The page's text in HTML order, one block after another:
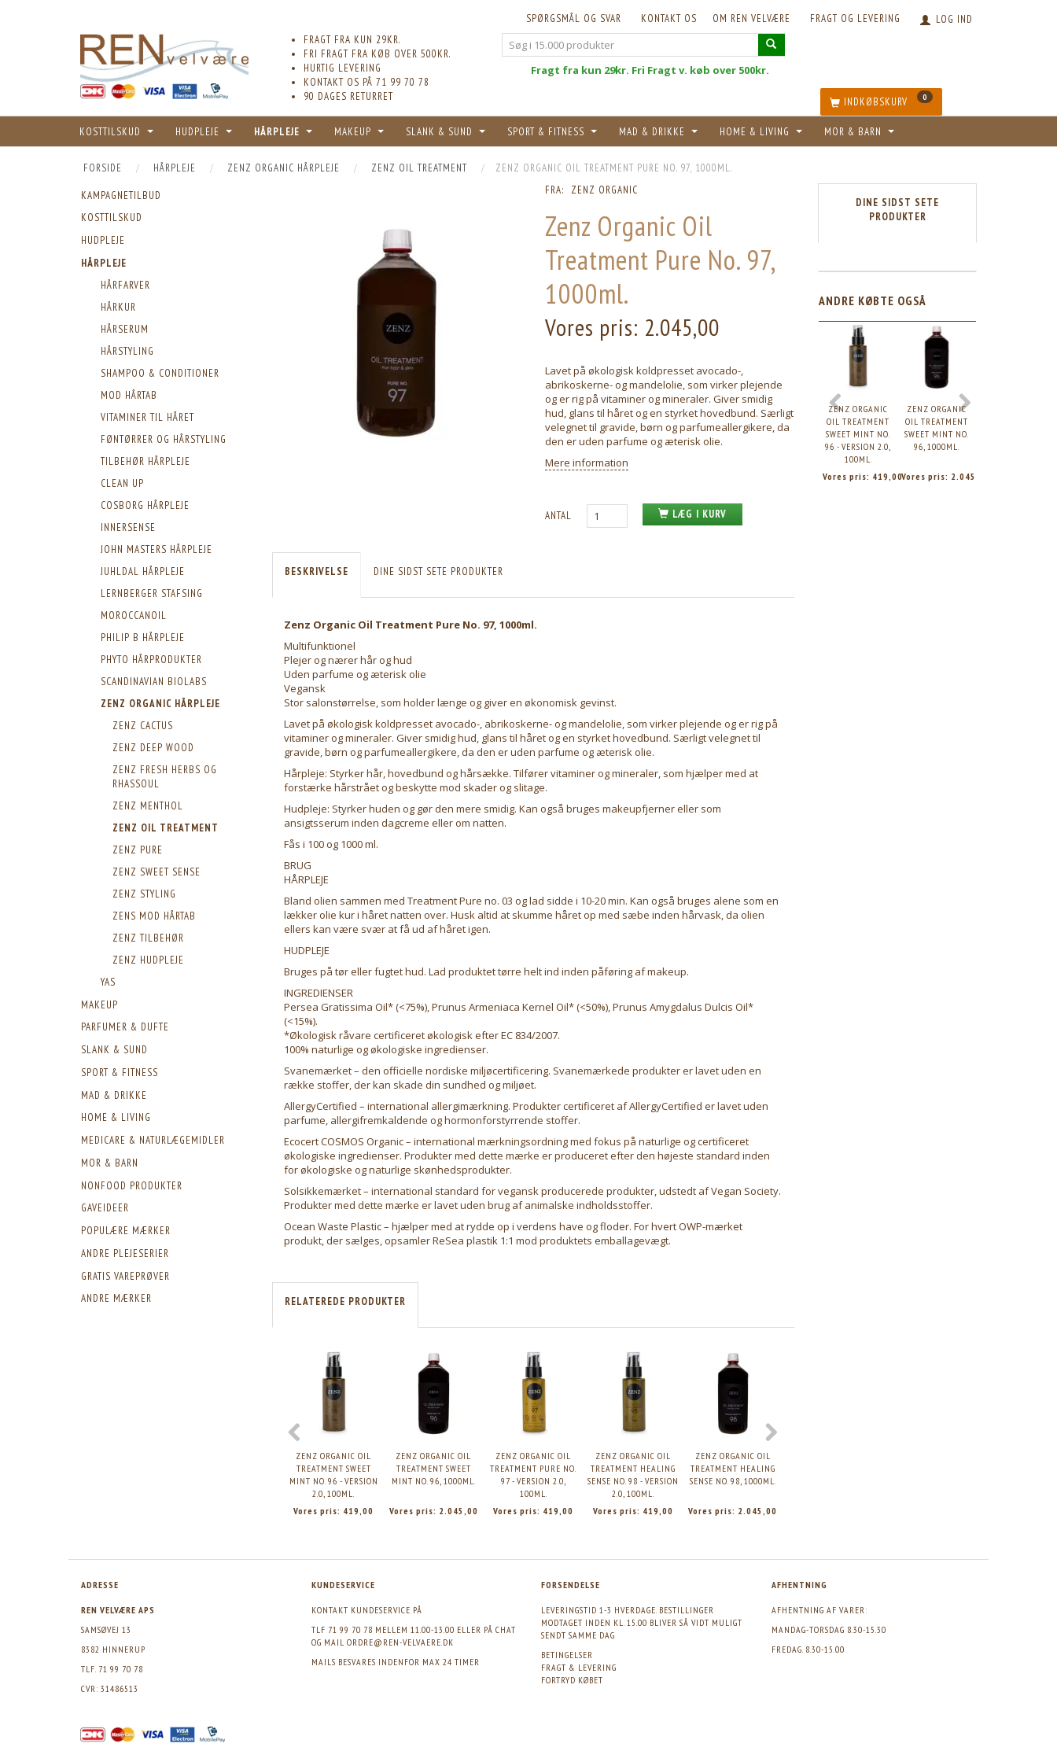
LOG IND
FRAGT OG LEVERING
OM REN VELVÆRE
KONTAKT OS
SPØRGSMÅL OG SVAR
FRAGT FRA KUN 29KR.
FRI FRAGT FRA KØB OVER 500KR.
HURTIG LEVERING
KONTAKT OS PÅ 71 99 70 78
90 DAGES RETURRET
Fragt fra kun 29kr. Fri Fragt v. køb over 500kr.
INDKØBSKURV 0
KOSTTILSKUD HUDPLEJE HÅRPLEJE MAKEUP SLANK & SUND SPORT & FITNESS MAD & DRIKKE HOME & LIVING MOR & BARN
FORSIDE HÅRPLEJE ZENZ ORGANIC HÅRPLEJE ZENZ OIL TREATMENT ZENZ ORGANIC OIL TREATMENT PURE NO. 97, 1000ML.
KAMPAGNETILBUD
KOSTTILSKUD
HUDPLEJE
HÅRPLEJE
HÅRFARVER
HÅRKUR
HÅRSERUM
HÅRSTYLING
SHAMPOO & CONDITIONER
MOD HÅRTAB
VITAMINER TIL HÅRET
FØNTØRRER OG HÅRSTYLING
TILBEHØR HÅRPLEJE
CLEAN UP
COSBORG HÅRPLEJE
INNERSENSE
JOHN MASTERS HÅRPLEJE
JUHLDAL HÅRPLEJE
LERNBERGER STAFSING
MOROCCANOIL
PHILIP B HÅRPLEJE
PHYTO HÅRPRODUKTER
SCANDINAVIAN BIOLABS
ZENZ ORGANIC HÅRPLEJE
ZENZ CACTUS
ZENZ DEEP WOOD
ZENZ FRESH HERBS OG
RHASSOUL
ZENZ MENTHOL
ZENZ OIL TREATMENT
ZENZ PURE
ZENZ SWEET SENSE
ZENZ STYLING
ZENS MOD HÅRTAB
ZENZ TILBEHØR
ZENZ HUDPLEJE
YAS
MAKEUP
PARFUMER & DUFTE
SLANK & SUND
SPORT & FITNESS
MAD & DRIKKE
HOME & LIVING
MEDICARE & NATURLÆGEMIDLER
MOR & BARN
NONFOOD PRODUKTER
GAVEIDEER
POPULÆRE MÆRKER
ANDRE PLEJESERIER
GRATIS VAREPRØVER
ANDRE MÆRKER
FRA: ZENZ ORGANIC
Zenz Organic Oil
Treatment Pure No. 97,
1000ml.
Vores pris: 2.045,00
Lavet på økologisk koldpresset avocado-,
abrikoskerne- og mandelolie, som virker plejende
og er rig på vitaminer og mineraler. Giver smidig
hud, glans til håret og en styrket hovedbund. Særligt
velegnet til gravide, børn og parfumeallergikere, da
den er uden parfume og æterisk olie.
Mere information
ANTAL LÆG I KURV
BESKRIVELSE DINE SIDST SETE PRODUKTER
Zenz Organic Oil Treatment Pure No. 97, 1000ml.
Multifunktionel
Plejer og nærer hår og hud
Uden parfume og æterisk olie
Vegansk
Stor salonstørrelse, som holder længe og giver en økonomisk gevinst.
Lavet på økologisk koldpresset avocado-, abrikoskerne- og mandelolie, som virker plejende og er rig på
vitaminer og mineraler. Giver smidig hud, glans til håret og en styrket hovedbund. Særligt velegnet til
gravide, børn og parfumeallergikere, da den er uden parfume og æterisk olie.
Hårpleje: Styrker hår, hovedbund og hårsække. Tilfører vitaminer og mineraler, som hjælper med at
forstærke hårstrået og beskytte mod skader og slitage.
Hudpleje: Styrker huden og gør den mere smidig. Kan også bruges makeupfjerner eller som
ansigtsserum inden dagcreme eller om natten.
Fås i 100 og 1000 ml.
BRUG
HÅRPLEJE
Bland olien sammen med Treatment Pure no. 03 og lad sidde i 10-20 min. Kan også bruges alene som en
lækker olie kur i håret natten over. Husk altid at skumme håret op med sæbe inden hårvask, da olien
ellers kan være svær at få ud af håret igen.
HUDPLEJE
Bruges på tør eller fugtet hud. Lad produktet tørre helt ind inden påføring af makeup.
INGREDIENSER
Persea Gratissima Oil* (<75%), Prunus Armeniaca Kernel Oil* (<50%), Prunus Amygdalus Dulcis Oil*
(<15%).
*Økologisk råvare certificeret økologisk efter EC 834/2007.
100% naturlige og økologiske ingredienser.
Svanemærket – den officielle nordiske miljøcertificering. Svanemærkede produkter er lavet uden en
række stoffer, der kan skade din sundhed og miljøet.
AllergyCertified – international allergimærkning. Produkter certificeret af AllergyCertified er lavet uden
parfume, allergifremkaldende og hormonforstyrrende stoffer.
Ecocert COSMOS Organic – international mærkningsordning med fokus på naturlige og certificeret
økologiske ingredienser. Produkter med dette mærke er produceret efter den højeste standard inden
for økologiske og naturlige skønhedsprodukter.
Solsikkemærket – international standard for vegansk producerede produkter, udstedt af Vegan Society.
Produkter med dette mærke er lavet uden brug af animalske indholdsstoffer.
Ocean Waste Plastic – hjælper med at rydde op i verdens have og floder. For hvert OWP-mærket
produkt, der sælges, opsamler ReSea plastik 1:1 mod produktets emballagevægt.
RELATEREDE PRODUKTER
ZENZ ORGANIC OIL
TREATMENT SWEET
MINT NO. 96 - VERSION
2.0, 100ML.
Vores pris: 419,00
ZENZ ORGANIC OIL
TREATMENT SWEET
MINT NO. 96, 1000ML.
Vores pris: 2.045,00
ZENZ ORGANIC OIL
TREATMENT PURE NO.
97 - VERSION 2.0,
100ML.
Vores pris: 419,00
ZENZ ORGANIC OIL
TREATMENT HEALING
SENSE NO. 98 - VERSION
2.0, 100ML.
Vores pris: 419,00
ZENZ ORGANIC OIL
TREATMENT HEALING
SENSE NO. 98, 1000ML.
Vores pris: 2.045,00
DINE SIDST SETE
PRODUKTER
ANDRE KØBTE OGSÅ
ZENZ ORGANIC
OIL TREATMENT
SWEET MINT NO.
96 - VERSION 2.0,
100ML.
Vores pris: 419,00
ZENZ ORGANIC
OIL TREATMENT
SWEET MINT NO.
96, 1000ML.
Vores pris: 2.045,00
ADRESSE
REN VELVÆRE APS
SAMSØVEJ 13
8382 HINNERUP
TLF. 71 99 70 78
CVR: 31486513
KUNDESERVICE
KONTAKT KUNDESERVICE PÅ
TLF 71 99 70 78 MELLEM 11.00-13.00 ELLER PÅ CHAT
OG MAIL ORDRE@REN-VELVAERE.DK
MAILS BESVARES INDENFOR MAX 24 TIMER
FORSENDELSE
LEVERINGSTID 1-3 HVERDAGE. BESTILLINGER
MODTAGET INDEN KL. 15.00 BLIVER SÅ VIDT MULIGT
SENDT SAMME DAG
BETINGELSER
FRAGT & LEVERING
FORTRYD KØBET
AFHENTNING
AFHENTNING AF VARER:
MANDAG-TORSDAG 8.30-15.30
FREDAG. 8.30-15.00